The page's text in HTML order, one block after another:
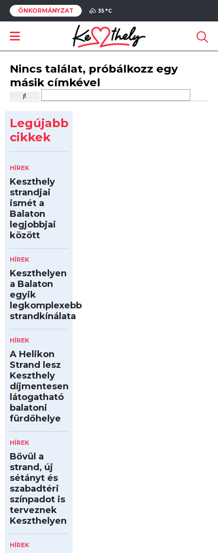
ÖNKORMÁNYZAT 35 °C
Nincs találat, próbálkozz egy
másik címkével
Legújabb
cikkek
HÍREK
Keszthely
strandjai
ismét a
Balaton
legjobbjai
között
HÍREK
Keszthelyen
a Balaton
egyik
legkomplexebb
strandkínálata
HÍREK
A Helikon
Strand lesz
Keszthely
díjmentesen
látogatható
balatoni
fürdőhelye
HÍREK
Bővül a
strand, új
sétányt és
szabadtéri
színpadot is
terveznek
Keszthelyen
HÍREK